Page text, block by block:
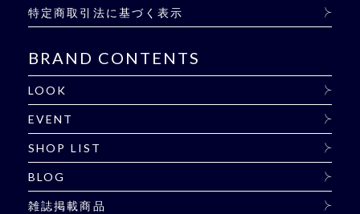
特定商取引法に基づく表示
BRAND CONTENTS
LOOK
EVENT
SHOP LIST
BLOG
雑誌掲載商品